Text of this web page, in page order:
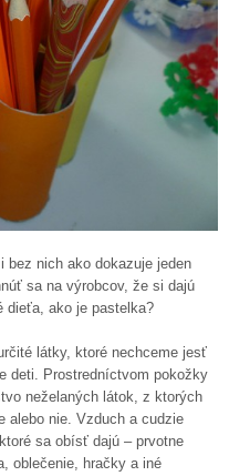
bez nich ako dokazuje jeden
sa na výrobcov, že si dajú
dieťa, ako je pastelka?
látky, ktoré nechceme jesť
deti. Prostredníctvom pokožky
neželaných látok, z ktorých
alebo nie. Vzduch a cudzie
sa obísť dajú – prvotne
oblečenie, hračky a iné